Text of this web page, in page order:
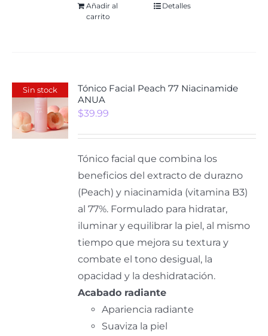
Añadir al
carrito
Detalles
Sin stock
Tónico Facial Peach 77 Niacinamide
ANUA
$39.99
Tónico facial que combina los
beneficios del extracto de durazno
(Peach) y niacinamida (vitamina B3)
al 77%. Formulado para hidratar,
iluminar y equilibrar la piel, al mismo
tiempo que mejora su textura y
combate el tono desigual, la
opacidad y la deshidratación.
Acabado radiante
Apariencia radiante
Suaviza la piel